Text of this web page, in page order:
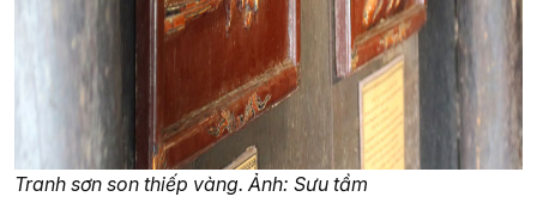
Tranh sơn son thiếp vàng. Ảnh: Sưu tầm